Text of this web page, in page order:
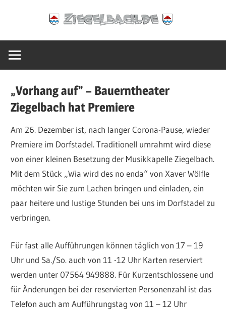
Ziegelbach.de
„Vorhang auf” – Bauerntheater
Ziegelbach hat Premiere
Am 26. Dezember ist, nach langer Corona-Pause, wieder
Premiere im Dorfstadel. Traditionell umrahmt wird diese
von einer kleinen Besetzung der Musikkapelle Ziegelbach.
Mit dem Stück „Wia wird des no enda“ von Xaver Wölfle
möchten wir Sie zum Lachen bringen und einladen, ein
paar heitere und lustige Stunden bei uns im Dorfstadel zu
verbringen.
Für fast alle Aufführungen können täglich von 17 – 19
Uhr und Sa./So. auch von 11 -12 Uhr Karten reserviert
werden unter 07564 949888. Für Kurzentschlossene und
für Änderungen bei der reservierten Personenzahl ist das
Telefon auch am Aufführungstag von 11 – 12 Uhr